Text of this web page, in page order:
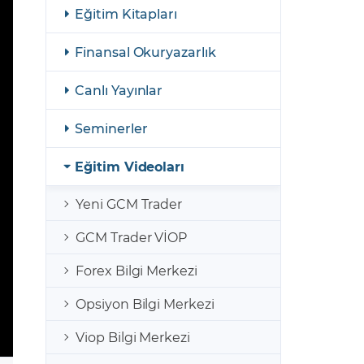
Yasal Bildirimler
GCM Borsa Trader Eğitim Videoları
Eğitim Kitapları
Finansal Okuryazarlık
Canlı Yayınlar
Seminerler
Eğitim Videoları
Yeni GCM Trader
GCM Trader VİOP
Forex Bilgi Merkezi
Opsiyon Bilgi Merkezi
Viop Bilgi Merkezi